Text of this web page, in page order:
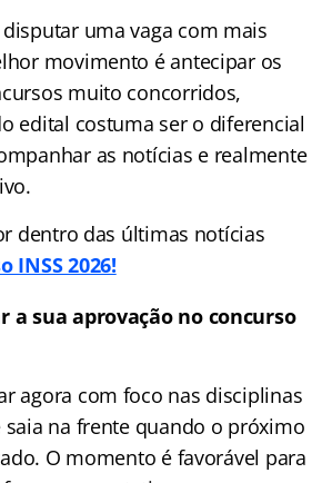
uma vaga com mais
movimento é antecipar os
muito concorridos,
edital costuma ser o diferencial
as notícias e realmente
dentro das últimas notícias
INSS 2026!
a sua aprovação no concurso
agora com foco nas disciplinas
saia na frente quando o próximo
O momento é favorável para